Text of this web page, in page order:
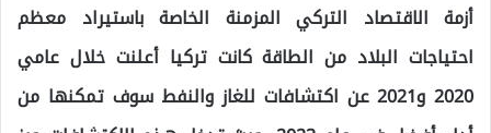
أزمة الاقتصاد التركي المزمنة الخاصة باستيراد معظم
احتياجات البلاد من الطاقة كانت تركيا أعلنت خلال عامي
2020 و2021 عن اكتشافات للغاز والنفط سوف تمكنها من